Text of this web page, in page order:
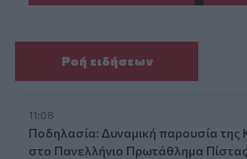
Ροή ειδήσεων
11:08
Ποδηλασία: Δυναμική παρουσία της
στο Πανελλήνιο Πρωτάθλημα